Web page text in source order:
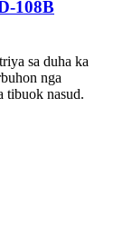
108B
sa duha ka
nga
tibuok nasud.